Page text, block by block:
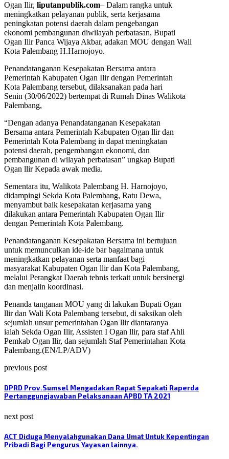
Ogan Ilir, liputanpublik.com– Dalam rangka untuk
meningkatkan pelayanan publik, serta kerjasama
peningkatan potensi daerah dalam pengebangan
ekonomi pembangunan diwilayah perbatasan, Bupati
Ogan Ilir Panca Wijaya Akbar, adakan MOU dengan Wali
Kota Palembang H.Harnojoyo.
Penandatanganan Kesepakatan Bersama antara
Pemerintah Kabupaten Ogan Ilir dengan Pemerintah
Kota Palembang tersebut, dilaksanakan pada hari
Senin (30/06/2022) bertempat di Rumah Dinas Walikota
Palembang,
“Dengan adanya Penandatanganan Kesepakatan
Bersama antara Pemerintah Kabupaten Ogan llir dan
Pemerintah Kota Palembang in dapat meningkatan
potensi daerah, pengembangan ekonomi, dan
pembangunan di wilayah perbatasan” ungkap Bupati
Ogan llir Kepada awak media.
Sementara itu, Walikota Palembang H. Harnojoyo,
didampingi Sekda Kota Palembang, Ratu Dewa,
menyambut baik kesepakatan kerjasama yang
dilakukan antara Pemerintah Kabupaten Ogan Ilir
dengan Pemerintah Kota Palembang.
Penandatanganan Kesepakatan Bersama ini bertujuan
untuk memunculkan ide-ide bar bagaimana untuk
meningkatkan pelayanan serta manfaat bagi
masyarakat Kabupaten Ogan llir dan Kota Palembang,
melalui Perangkat Daerah tehnis terkait untuk bersinergi
dan menjalin koordinasi.
Penanda tanganan MOU yang di lakukan Bupati Ogan
llir dan Wali Kota Palembang tersebut, di saksikan oleh
sejumlah unsur pemerintahan Ogan llir diantaranya
ialah Sekda Ogan Ilir, Assisten I Ogan llir, para staf Ahli
Pemkab Ogan llir, dan sejumlah Staf Pemerintahan Kota
Palembang.(EN/LP/ADV)
previous post
DPRD Prov.Sumsel Mengadakan Rapat Sepakati Raperda
Pertanggungjawaban Pelaksanaan APBD TA 2021
next post
ACT Diduga Menyalahgunakan Dana Umat Untuk Kepentingan
Pribadi Bagi Pengurus Yayasan lainnya.